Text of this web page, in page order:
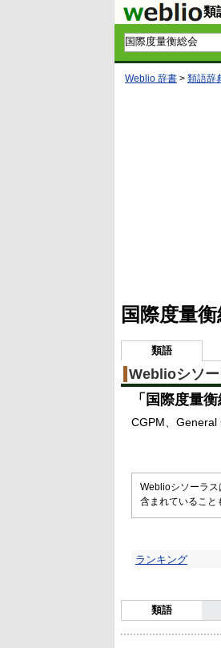
類
Weblio 辞書 > 類語辞
国際度量
類語
Weblioシソ
「 国際度量
CGPM General
Weblioシソーラス
含まれていること
ランキング
類語